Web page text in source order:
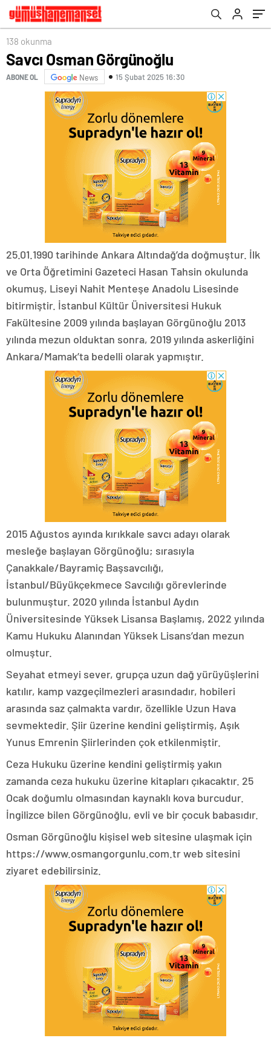
138 okunma
Savcı Osman Görgünoğlu
ABONE OL News 15 Şubat 2025 16:30
25.01.1990 tarihinde Ankara Altındağ’da doğmuştur. İlk
ve Orta Öğretimini Gazeteci Hasan Tahsin okulunda
okumuş, Liseyi Nahit Menteşe Anadolu Lisesinde
bitirmiştir. İstanbul Kültür Üniversitesi Hukuk
Fakültesine 2009 yılında başlayan Görgünoğlu 2013
yılında mezun olduktan sonra, 2019 yılında askerliğini
Ankara/Mamak’ta bedelli olarak yapmıştır.
2015 Ağustos ayında kırıkkale savcı adayı olarak
mesleğe başlayan Görgünoğlu; sırasıyla
Çanakkale/Bayramiç Başsavcılığı,
İstanbul/Büyükçekmece Savcılığı görevlerinde
bulunmuştur. 2020 yılında İstanbul Aydın
Üniversitesinde Yüksek Lisansa Başlamış, 2022 yılında
Kamu Hukuku Alanından Yüksek Lisans’dan mezun
olmuştur.
Seyahat etmeyi sever, grupça uzun dağ yürüyüşlerini
katılır, kamp vazgeçilmezleri arasındadır, hobileri
arasında saz çalmakta vardır, özellikle Uzun Hava
sevmektedir. Şiir üzerine kendini geliştirmiş, Aşık
Yunus Emrenin Şiirlerinden çok etkilenmiştir.
Ceza Hukuku üzerine kendini geliştirmiş yakın
zamanda ceza hukuku üzerine kitapları çıkacaktır. 25
Ocak doğumlu olmasından kaynaklı kova burcudur.
İngilizce bilen Görgünoğlu, evli ve bir çocuk babasıdır.
Osman Görgünoğlu kişisel web sitesine ulaşmak için
https://www.osmangorgunlu.com.tr web sitesini
ziyaret edebilirsiniz.